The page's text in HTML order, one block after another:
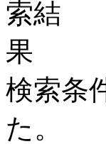
検索条
た。